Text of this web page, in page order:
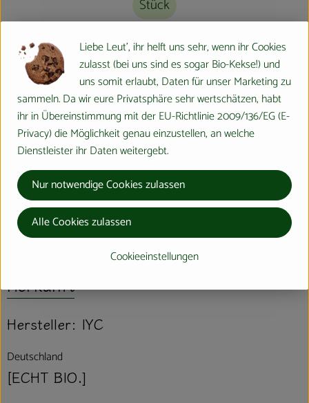
Stück
Info Herkunft
Info
Produktdatenblatt
Herkunft
Hersteller: IYC
Deutschland
[ECHT BIO.]
Liebe Leut', ihr helft uns sehr, wenn ihr Cookies
zulasst (bei uns sind es sogar Bio-Kekse!) und
uns somit erlaubt, Daten für unser Marketing zu
sammeln. Da wir eure Privatsphäre sehr wertschätzen, habt
ihr in Übereinstimmung mit der EU-Richtlinie 2009/136/EG (E-
Privacy) die Möglichkeit genau einzustellen, an welche
Dienstleister ihr Daten weitergebt.
Cookieeinstellungen
Nur notwendige Cookies zulassen
Alle Cookies zulassen